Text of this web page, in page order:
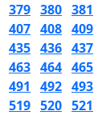
379 380 381
407 408 409
435 436 437
463 464 465
491 492 493
519 520 521